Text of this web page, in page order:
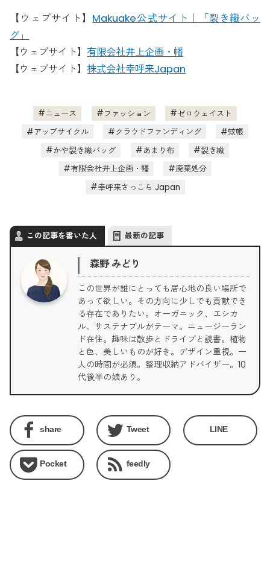
【ウェブサイト】 Makuake公式サイト｜「裂き織バッ
グ」
【ウェブサイト】 有限会社井上企画・幡
【ウェブサイト】株式会社幸呼来Japan
ニュース ファッション
ゼロウェイスト
アップサイクル
クラウドファンディング
蚊帳
かや裂き織バッグ
あまり布
裂き織
有限会社井上企画・幡
廃棄処分
幸呼来さっこら Japan
この記事を書いた人 最新の記事
森野 みどり
この世界が誰にとっても居心地の良い場所で
あって欲しい。その方向に少しでも貢献でき
る存在でありたい。オーガニック、エシカ
ル、サステナブルがテーマ。ニュージーラン
ド在住。趣味は散歩とドライブと読書。植物
と色、美しいものが好き。デザイン重視。一
人の時間が必須。整理収納アドバイザー。10
代後半の娘あり。
share Tweet LINE
Pocket feedly